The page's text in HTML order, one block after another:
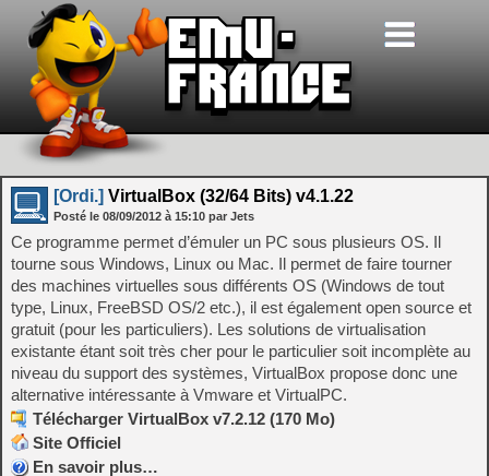
[Ordi.] VirtualBox (32/64 Bits) v4.1.22
Posté le 08/09/2012 à 15:10 par Jets
Ce programme permet d’émuler un PC sous plusieurs OS. Il
tourne sous Windows, Linux ou Mac. Il permet de faire tourner
des machines virtuelles sous différents OS (Windows de tout
type, Linux, FreeBSD OS/2 etc.), il est également open source et
gratuit (pour les particuliers). Les solutions de virtualisation
existante étant soit très cher pour le particulier soit incomplète au
niveau du support des systèmes, VirtualBox propose donc une
alternative intéressante à Vmware et VirtualPC.
Télécharger VirtualBox v7.2.12 (170 Mo)
Site Officiel
En savoir plus…